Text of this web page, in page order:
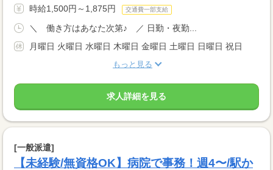
時給1,500円～1,875円 交通費一部支給
＼ 働き方はあなた次第♪ ／ 日勤・夜勤...
月曜日 火曜日 水曜日 木曜日 金曜日 土曜日 日曜日 祝日
もっと見る
求人詳細を見る
[一般派遣]
【未経験/無資格OK】病院で事務！週4〜/駅か